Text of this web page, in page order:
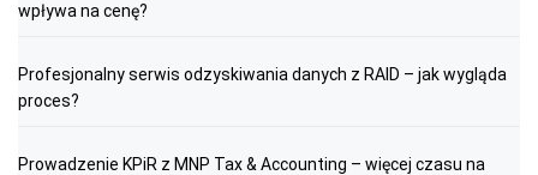
wpływa na cenę?
Profesjonalny serwis odzyskiwania danych z RAID – jak wygląda
proces?
Prowadzenie KPiR z MNP Tax & Accounting – więcej czasu na